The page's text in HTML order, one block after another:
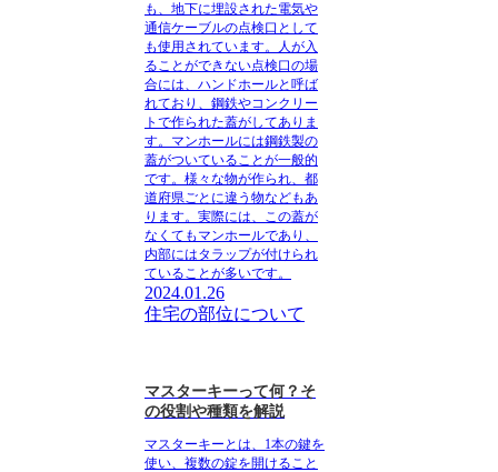
も、地下に埋設された電気や
通信ケーブルの点検口として
も使用されています。人が入
ることができない点検口の場
合には、ハンドホールと呼ば
れており、鋼鉄やコンクリー
トで作られた蓋がしてありま
す。マンホールには鋼鉄製の
蓋がついていることが一般的
です。様々な物が作られ、都
道府県ごとに違う物などもあ
ります。実際には、この蓋が
なくてもマンホールであり、
内部にはタラップが付けられ
ていることが多いです。
2024.01.26
住宅の部位について
マスターキーって何？そ
の役割や種類を解説
マスターキーとは、1本の鍵を
使い、複数の錠を開けること